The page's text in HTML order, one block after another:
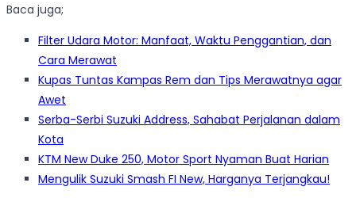
Baca juga;
Filter Udara Motor: Manfaat, Waktu Penggantian, dan
Cara Merawat
Kupas Tuntas Kampas Rem dan Tips Merawatnya agar
Awet
Serba-Serbi Suzuki Address, Sahabat Perjalanan dalam
Kota
KTM New Duke 250, Motor Sport Nyaman Buat Harian
Mengulik Suzuki Smash FI New, Harganya Terjangkau!